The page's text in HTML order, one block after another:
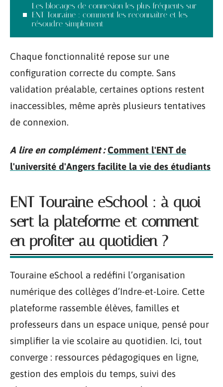
Les blocages de connexion les plus fréquents sur
ENT Touraine : comment les reconnaître et les
résoudre simplement
Chaque fonctionnalité repose sur une
configuration correcte du compte. Sans
validation préalable, certaines options restent
inaccessibles, même après plusieurs tentatives
de connexion.
A lire en complément : Comment l'ENT de
l'université d'Angers facilite la vie des étudiants
ENT Touraine eSchool : à quoi
sert la plateforme et comment
en profiter au quotidien ?
Touraine eSchool a redéfini l’organisation
numérique des collèges d’Indre-et-Loire. Cette
plateforme rassemble élèves, familles et
professeurs dans un espace unique, pensé pour
simplifier la vie scolaire au quotidien. Ici, tout
converge : ressources pédagogiques en ligne,
gestion des emplois du temps, suivi des